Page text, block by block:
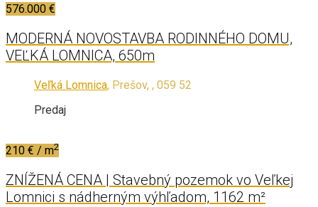
576.000 €
MODERNÁ NOVOSTAVBA RODINNÉHO DOMU,
VEĽKÁ LOMNICA, 650m
Veľká Lomnica, Prešov, , 059 52
Predaj
210 € / m2
ZNÍŽENÁ CENA | Stavebný pozemok vo Veľkej
Lomnici s nádherným výhľadom, 1162 m²